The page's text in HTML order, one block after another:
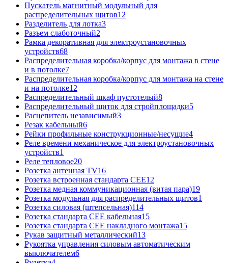
Пускатель магнитный модульный для
распределительных щитов12
Разделитель для лотка3
Разъем слаботочный2
Рамка декоративная для электроустановочных
устройств68
Распределительная коробка/корпус для монтажа в стене
и в потолке7
Распределительная коробка/корпус для монтажа на стене
и на потолке12
Распределительный шкаф пустотелый8
Распределительный щиток для стройплощадки5
Расцепитель независимый3
Резак кабельный6
Рейки профильные конструкционные/несущие4
Реле времени механическое для электроустановочных
устройств1
Реле тепловое20
Розетка антенная TV16
Розетка встроенная стандарта CEE12
Розетка медная коммуникационная (витая пара)19
Розетка модульная для распределительных щитов1
Розетка силовая (штепсельная)114
Розетка стандарта СЕЕ кабельная15
Розетка стандарта СЕЕ накладного монтажа15
Рукав защитный металлический13
Рукоятка управления силовым автоматическим
выключателем6